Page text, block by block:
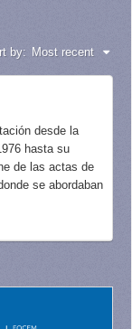
by: Most recent
desde la
hasta su
de las actas de
se abordaban